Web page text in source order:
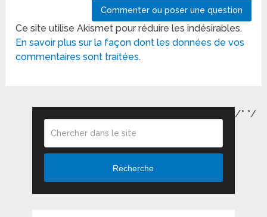
Ce site utilise Akismet pour réduire les indésirables.
En savoir plus sur la façon dont les données de vos
commentaires sont traitées.
Recherche
/* */